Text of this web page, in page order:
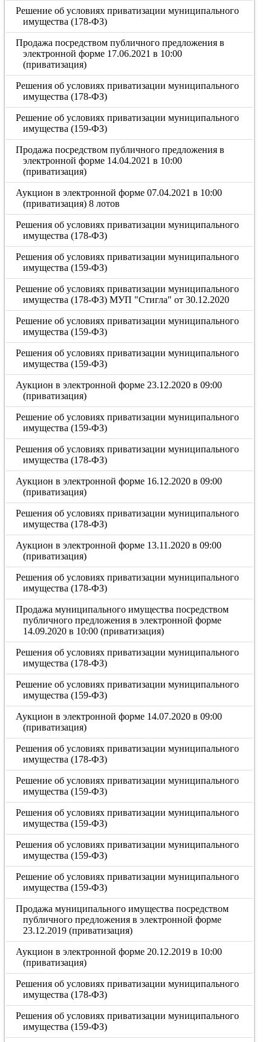
Решение об условиях приватизации муниципального
имущества (178-ФЗ)
Продажа посредством публичного предложения в
электронной форме 17.06.2021 в 10:00
(приватизация)
Решения об условиях приватизации муниципального
имущества (178-ФЗ)
Решение об условиях приватизации муниципального
имущества (159-ФЗ)
Продажа посредством публичного предложения в
электронной форме 14.04.2021 в 10:00
(приватизация)
Аукцион в электронной форме 07.04.2021 в 10:00
(приватизация) 8 лотов
Решения об условиях приватизации муниципального
имущества (178-ФЗ)
Решения об условиях приватизации муниципального
имущества (159-ФЗ)
Решение об условиях приватизации муниципального
имущества (178-ФЗ) МУП "Стигла" от 30.12.2020
Решение об условиях приватизации муниципального
имущества (159-ФЗ)
Решения об условиях приватизации муниципального
имущества (159-ФЗ)
Аукцион в электронной форме 23.12.2020 в 09:00
(приватизация)
Решение об условиях приватизации муниципального
имущества (159-ФЗ)
Решения об условиях приватизации муниципального
имущества (178-ФЗ)
Аукцион в электронной форме 16.12.2020 в 09:00
(приватизация)
Решения об условиях приватизации муниципального
имущества (178-ФЗ)
Аукцион в электронной форме 13.11.2020 в 09:00
(приватизация)
Решения об условиях приватизации муниципального
имущества (178-ФЗ)
Продажа муниципального имущества посредством
публичного предложения в электронной форме
14.09.2020 в 10:00 (приватизация)
Решения об условиях приватизации муниципального
имущества (178-ФЗ)
Решение об условиях приватизации муниципального
имущества (159-ФЗ)
Аукцион в электронной форме 14.07.2020 в 09:00
(приватизация)
Решения об условиях приватизации муниципального
имущества (178-ФЗ)
Решение об условиях приватизации муниципального
имущества (159-ФЗ)
Решения об условиях приватизации муниципального
имущества (159-ФЗ)
Решения об условиях приватизации муниципального
имущества (159-ФЗ)
Решение об условиях приватизации муниципального
имущества (159-ФЗ)
Продажа муниципального имущества посредством
публичного предложения в электронной форме
23.12.2019 (приватизация)
Аукцион в электронной форме 20.12.2019 в 10:00
(приватизация)
Решения об условиях приватизации муниципального
имущества (178-ФЗ)
Решения об условиях приватизации муниципального
имущества (159-ФЗ)